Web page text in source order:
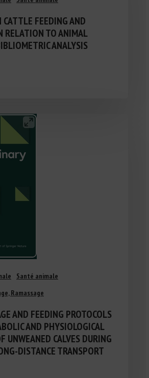
CATTLE FEEDING AND
RELATION TO ANIMAL
ANALYSIS
Santé animale
Ramassage
AND FEEDING PROTOCOLS
AND PHYSIOLOGICAL
UNWEANED CALVES DURING
DISTANCE TRANSPORT